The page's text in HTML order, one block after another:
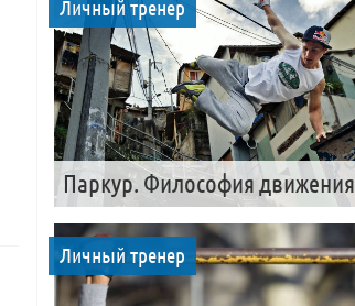
Личный тренер
Паркур. Философия движения
Личный тренер